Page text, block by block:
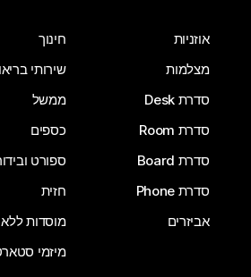
אוזניות
מצלמות
סדרת Desk
סדרת Room
סדרת Board
סדרת Phone
אביזרים
חינוך
שירותי
ממשל
כספים
ספורט
חזית
מוסדות
מיזמי